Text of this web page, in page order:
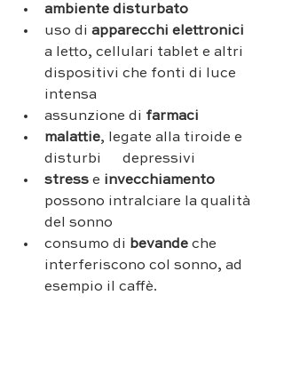
ambiente disturbato
uso di apparecchi elettronici
a letto, cellulari tablet e altri
dispositivi che fonti di luce
intensa
assunzione di farmaci
malattie, legate alla tiroide e
disturbi      depressivi
stress e invecchiamento
possono intralciare la qualità
del sonno
consumo di bevande che
interferiscono col sonno, ad
esempio il caffè.